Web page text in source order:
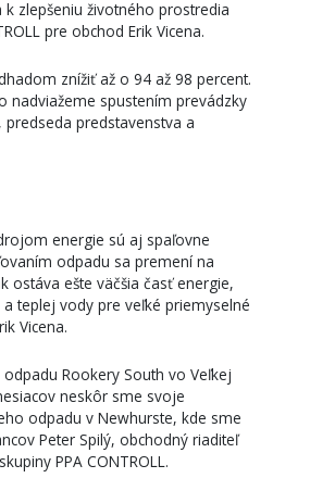
zlepšeniu životného prostredia
pre obchod Erik Vicena.
znížiť až o 94 až 98 percent.
nadviažeme spustením prevádzky
predstavenstva a
energie sú aj spaľovne
odpadu sa premení na
ostáva ešte väčšia časť energie,
teplej vody pre veľké priemyselné
Vicena.
Rookery South vo Veľkej
neskôr sme svoje
odpadu v Newhurste, kde sme
Peter Spilý, obchodný riaditeľ
PPA CONTROLL.